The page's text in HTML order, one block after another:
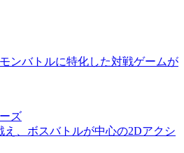
ンバトルに特化した対戦ゲームが
ズ
、ボスバトルが中心の2Dアクシ